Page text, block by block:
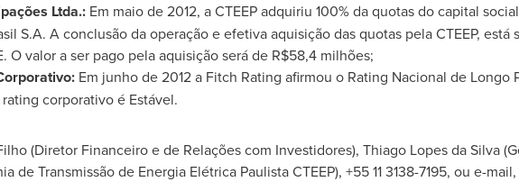
Ltda.:Em maio de 2012, a CTEEP adquiriu 100% da quotas do capital
S.A. A conclusão da operação e efetiva aquisição das quotas pela CTEEP, está
O valor a ser pago pela aquisição será de R$58,4milhões;
Em junho de 2012 a Fitch Rating afirmou o Rating Nacional de Longo
corporativo é Estável.
(Diretor Financeiro e de Relações com Investidores), Thiago Lopes da Silva
de Transmissão de Energia Elétrica Paulista CTEEP), +55 11 3138-7195, ou e-mail,